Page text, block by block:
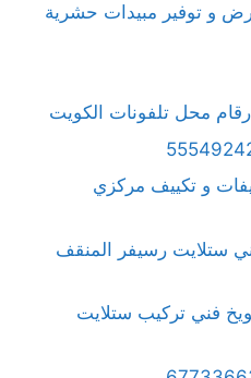
و توفير مبيدات حشرية
محل تلفونات الكويت
و تكييف مركزي
ستلايت رسيفر المنقف
فني تركيب ستلايت